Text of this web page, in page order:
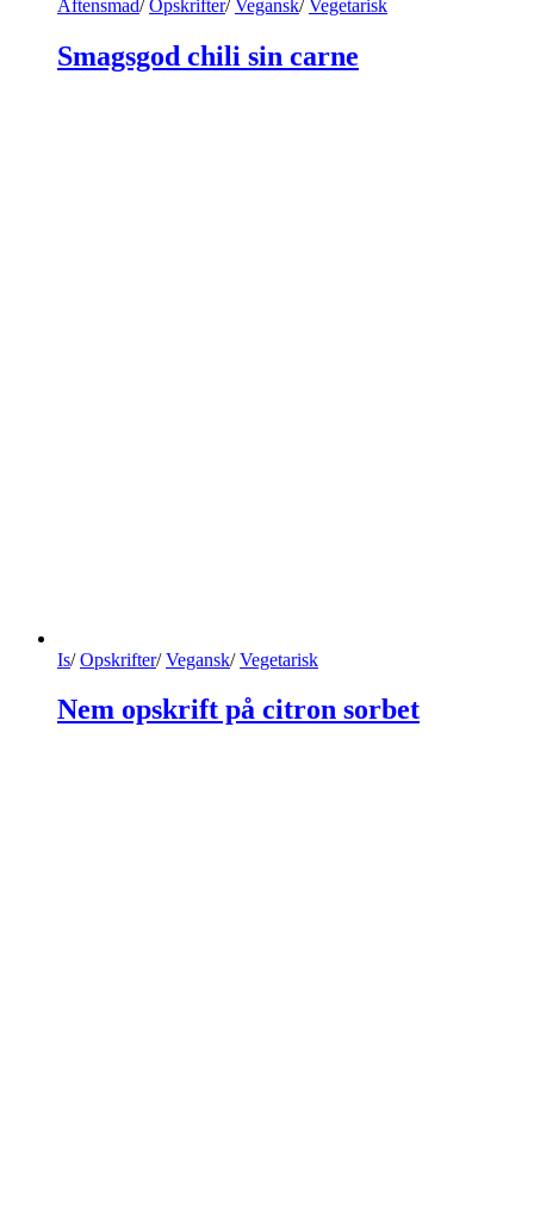
Aftensmad/ Opskrifter/ Vegansk/ Vegetarisk
Smagsgod chili sin carne
Is/ Opskrifter/ Vegansk/ Vegetarisk
Nem opskrift på citron sorbet